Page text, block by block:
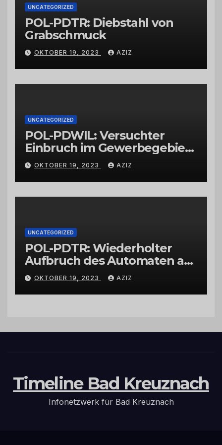
UNCATEGORIZED
POL-PDTR: Diebstahl von
Grabschmuck
OKTOBER 19, 2023 AZIZ
UNCATEGORIZED
POL-PDWIL: Versuchter
Einbruch im Gewerbegebiet
Wittlich
OKTOBER 19, 2023 AZIZ
UNCATEGORIZED
POL-PDTR: Wiederholter
Aufbruch des Automaten am
Wohnmobilstellplatz in
Hermeskeil am Labachweg
OKTOBER 19, 2023 AZIZ
Timeline Bad Kreuznach
Infonetzwerk für Bad Kreuznach